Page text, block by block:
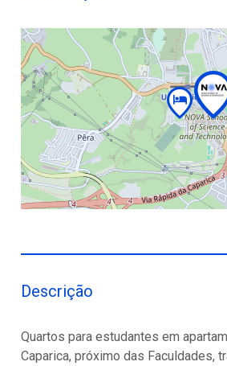
Descrição
Quartos para estudantes em
Caparica, próximo das Faculdades,